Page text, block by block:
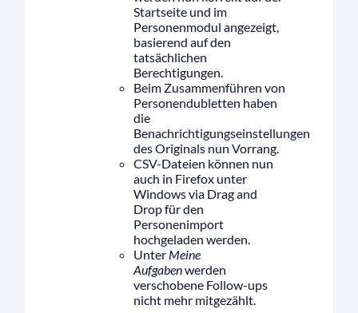
Startseite und im
Personenmodul angezeigt,
basierend auf den
tatsächlichen
Berechtigungen.
Beim Zusammenführen von
Personendubletten haben
die
Benachrichtigungseinstellungen
des Originals nun Vorrang.
CSV-Dateien können nun
auch in Firefox unter
Windows via Drag and
Drop für den
Personenimport
hochgeladen werden.
Unter Meine
Aufgabenwerden
verschobene Follow-ups
nicht mehr mitgezählt.